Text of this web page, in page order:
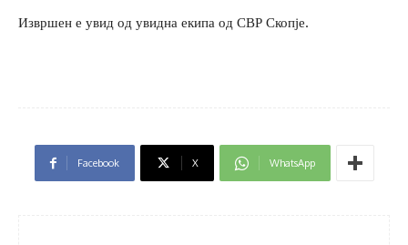
Извршен е увид од увидна екипа од СВР Скопје.
Facebook X WhatsApp